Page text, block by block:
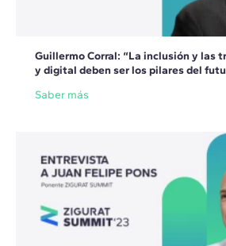
Guillermo Corral: “La inclusión y las
y digital deben ser los pilares del
Saber más